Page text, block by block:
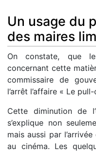
Un usage du
des maires
On constate, que
concernant cette
commissaire de
l’arrêt l’affaire « Le
Cette diminution de
s’explique non
mais aussi par
au cinéma. Les